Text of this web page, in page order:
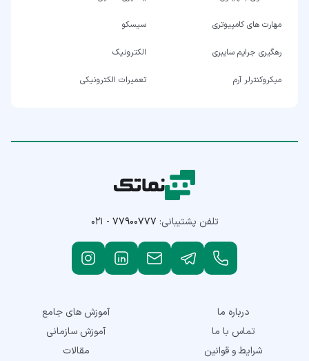
مهارت های کامپیوتری سیسکو
رهگیری جرایم سایبری الکترونیک
میکروکنترلر آرم تعمیرات الکترونیکی
تلفن پشتیبانی: ۰۲۱ - ۷۷۹۰۰۷۷۷
درباره ما
تماس با ما
شرایط و قوانین
آموزش های جامع
آموزش سازمانی
مقالات